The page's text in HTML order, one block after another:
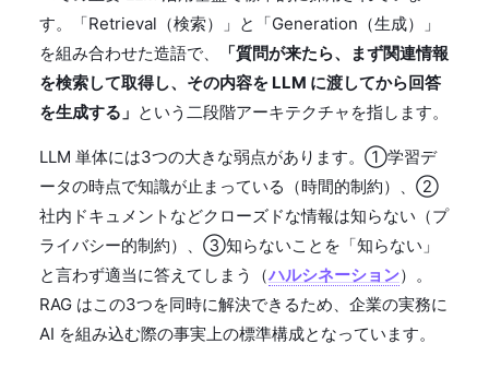
す。「Retrieval（検索）」と「Generation（生成）」
を組み合わせた造語で、
「質問が来たら、まず関連情報
を検索して取得し、その内容を LLM に渡してから回答
を生成する」 という二段階アーキテクチャを指します。
LLM 単体には3つの大きな弱点があります。①学習デ
ータの時点で知識が止まっている（時間的制約）、②
社内ドキュメントなどクローズドな情報は知らない（プ
ライバシー的制約）、③知らないことを「知らない」
と言わず適当に答えてしまう（ハルシネーション）。
RAG はこの3つを同時に解決できるため、企業の実務に
AI を組み込む際の事実上の標準構成となっています。